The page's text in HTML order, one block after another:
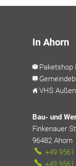
In Ahorn
Paketshop
VHS
Bau- und
Finkenauer
96482 Ahorn
+49
+49